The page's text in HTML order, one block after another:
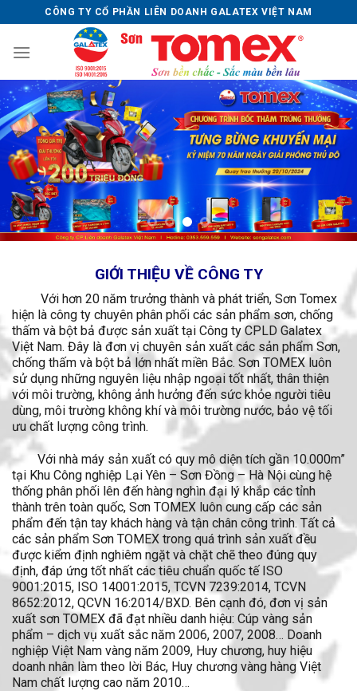
to
content
CÔNG TY CỔ PHẦN LIÊN DOANH GALATEX VIỆT NAM
GIỚI THIỆU VỀ CÔNG TY
Với hơn 20 năm trưởng thành và phát triển, Sơn Tomex
hiện là công ty chuyên phân phối các sản phẩm sơn, chống
thấm và bột bả được sản xuất tại Công ty CPLD Galatex
Việt Nam. Đây là đơn vị chuyên sản xuất các sản phẩm Sơn,
chống thấm và bột bả lớn nhất miền Bắc. Sơn TOMEX luôn
sử dụng những nguyên liệu nhập ngoại tốt nhất, thân thiện
với môi trường, không ảnh hưởng đến sức khỏe người tiêu
dùng, môi trường không khí và môi trường nước, bảo vệ tối
ưu chất lượng công trình.
Với nhà máy sản xuất có quy mô diện tích gần 10.000m”
tại Khu Công nghiệp Lại Yên – Sơn Đồng – Hà Nội cùng hệ
thống phân phối lên đến hàng nghìn đại lý khắp các tỉnh
thành trên toàn quốc, Sơn TOMEX luôn cung cấp các sản
phẩm đến tận tay khách hàng và tận chân công trình. Tất cả
các sản phẩm Sơn TOMEX trong quá trình sản xuất đều
được kiểm định nghiêm ngặt và chặt chẽ theo đúng quy
định, đáp ứng tốt nhất các tiêu chuẩn quốc tế ISO
9001:2015, ISO 14001:2015, TCVN 7239:2014, TCVN
8652:2012, QCVN 16:2014/BXD. Bên cạnh đó, đơn vị sản
xuất sơn TOMEX đã đạt nhiều danh hiệu: Cúp vàng sản
phẩm – dịch vụ xuất sắc năm 2006, 2007, 2008… Doanh
nghiệp Việt Nam vàng năm 2009, Huy chương, huy hiệu
doanh nhân làm theo lời Bác, Huy chương vàng hàng Việt
Nam chất lượng cao năm 2010…